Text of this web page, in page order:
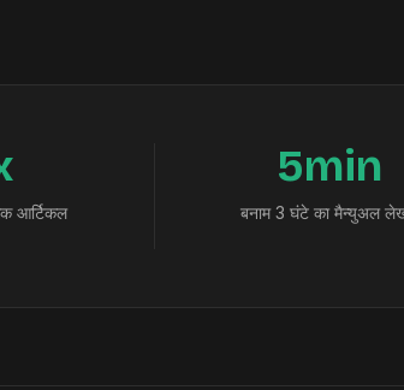
आर्टिकल
5min
बनाम 3 घंटे का मैन्युअल